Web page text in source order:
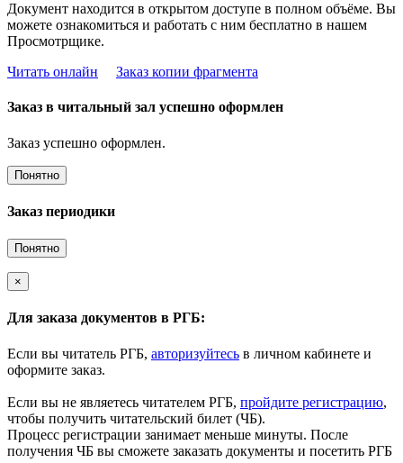
Документ находится в открытом доступе в полном объёме. Вы
можете ознакомиться и работать с ним бесплатно в нашем
Просмотрщике.
Читать онлайн
Заказ копии фрагмента
Заказ в читальный зал успешно оформлен
Заказ успешно оформлен.
Понятно
Заказ периодики
Понятно
×
Для заказа документов в РГБ:
Если вы читатель РГБ, авторизуйтесь в личном кабинете и
оформите заказ.
Если вы не являетесь читателем РГБ, пройдите регистрацию,
чтобы получить читательский билет (ЧБ).
Процесс регистрации занимает меньше минуты. После
получения ЧБ вы сможете заказать документы и посетить РГБ